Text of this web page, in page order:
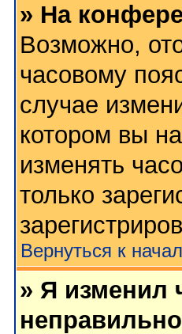
» На
Возможно,
часовому
случае
котором вы
изменять
только
Вернуться к
» Я изменил